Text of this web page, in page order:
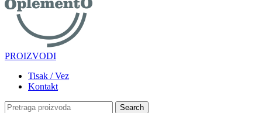
PROIZVODI
Tisak / Vez
Kontakt
Search